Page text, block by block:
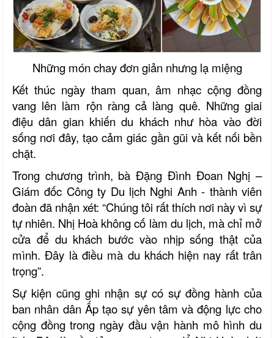
Những món chay đơn giản nhưng lạ miệng
Kết thúc ngày tham quan, âm nhạc cộng đồng
vang lên làm rộn ràng cả làng quê. Những giai
điệu dân gian khiến du khách như hòa vào đời
sống nơi đây, tạo cảm giác gần gũi và kết nối bền
chặt.
Trong chương trình, bà Đặng Đình Đoan Nghị –
Giám đốc Công ty Du lịch Nghi Anh - thành viên
đoàn đã nhận xét: “Chúng tôi rất thích nơi này vì sự
tự nhiên. Nhị Hoà không cố làm du lịch, mà chỉ mở
cửa để du khách bước vào nhịp sống thật của
mình. Đây là điều mà du khách hiện nay rất trân
trọng”.
Sự kiện cũng ghi nhận sự có sự đồng hành của
ban nhân dân Ấp tạo sự yên tâm và động lực cho
cộng đồng trong ngày đầu vận hành mô hình du